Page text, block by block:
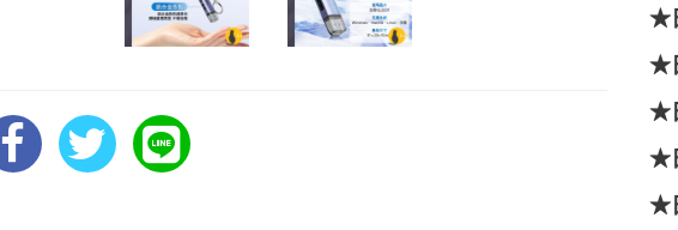
★
★
★
★
★